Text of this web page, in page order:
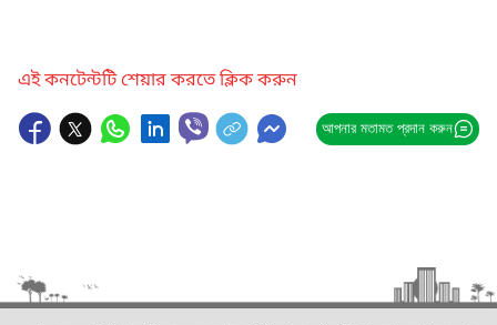
এই কনটেন্টটি শেয়ার করতে ক্লিক করুন
আপনার মতামত প্রদান করুন